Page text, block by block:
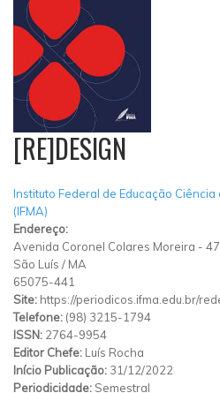
[RE]DESIGN
Instituto Federal de Educação
(IFMA)
Endereço:
Avenida Coronel Colares Moreira -
São Luís / MA
65075-441
Site: https://periodicos.ifma.edu.br/
Telefone: (98) 3215-1794
ISSN: 2764-9954
Editor Chefe: Luís Rocha
Início Publicação: 31/12/2022
Periodicidade: Semestral